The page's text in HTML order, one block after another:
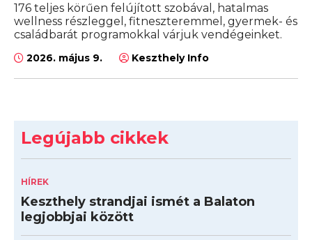
176 teljes körűen felújított szobával, hatalmas
wellness részleggel, fitneszteremmel, gyermek- és
családbarát programokkal várjuk vendégeinket.
2026. május 9. Keszthely Info
Legújabb cikkek
HÍREK
Keszthely strandjai ismét a Balaton
legjobbjai között